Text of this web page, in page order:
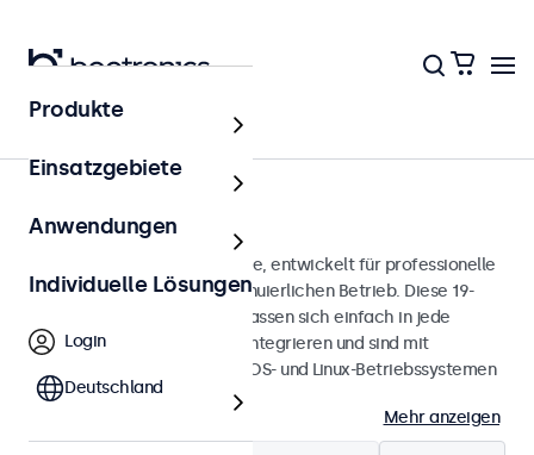
Touchscreens
19 Zoll Touchscreens
19-Zoll-Touchscreen-Monitore, entwickelt für professionelle
Anwendungen und den kontinuierlichen Betrieb. Diese 19-
Zoll-Touchscreen-Monitore lassen sich einfach in jede
Anwendung und Umgebung integrieren und sind mit
Windows-, macOS-, ChromeOS- und Linux-Betriebssystemen
kompatibel.
Mehr anzeigen
Produkte
Einsatzgebiete
Anwendungen
Individuelle Lösungen
Login
Deutschland